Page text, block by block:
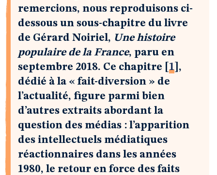
remercions, nous reproduisons ci-
dessous un sous-chapitre du livre
de Gérard Noiriel, Une histoire
populaire de la France, paru en
septembre 2018. Ce chapitre
1 ,
dédié à la « fait-diversion » de
l’actualité, figure parmi bien
d’autres extraits abordant la
question des médias : l’apparition
des intellectuels médiatiques
réactionnaires dans les années
1980, le retour en force des faits